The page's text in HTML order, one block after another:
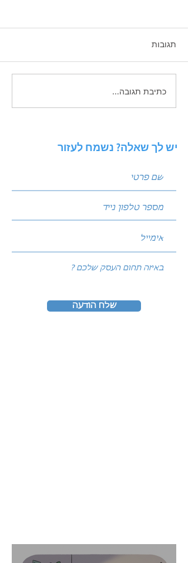
איך לכתוב פוסטים שמביאים
לידים: נוסחת הקידום
תגובות
כתיבת תגובה...
יש לך שאלה? נשמח לעזור
שלח הודעה